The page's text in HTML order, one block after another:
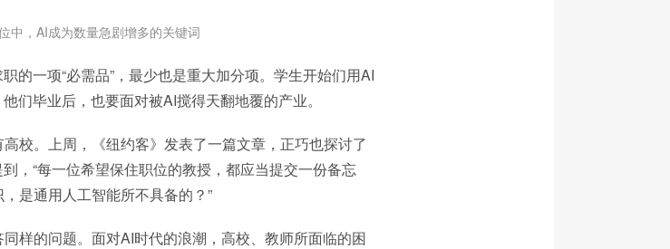
中，AI成为数量急剧增多的关键词
的一项“必需品”，最少也是重大加分项。学生开始们用AI
们毕业后，也要面对被AI搅得天翻地覆的产业。
校。上周，《纽约客》发表了一篇文章，正巧也探讨了
，“每一位希望保住职位的教授，都应当提交一份备忘
是通用人工智能所不具备的？”
样的问题。面对AI时代的浪潮，高校、教师所面临的困